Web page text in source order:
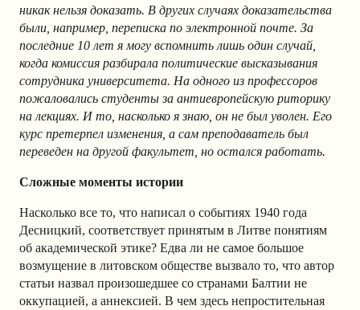
никак нельзя доказать. В других случаях доказательства
были, например, переписка по электронной почте. За
последние 10 лет я могу вспомнить лишь один случай,
когда комиссия разбирала политические высказывания
сотрудника университета. На одного из профессоров
пожаловались студенты за антиевропейскую риторику
на лекциях. И то, насколько я знаю, он не был уволен. Его
курс претерпел изменения, а сам преподаватель был
переведен на другой факультет, но остался работать.
Сложные моменты истории
Насколько все то, что написал о событиях 1940 года
Десницкий, соответствует принятым в Литве понятиям
об академической этике? Едва ли не самое большое
возмущение в литовском обществе вызвало то, что автор
статьи назвал произошедшее со странами Балтии не
оккупацией, а аннексией. В чем здесь непростительная